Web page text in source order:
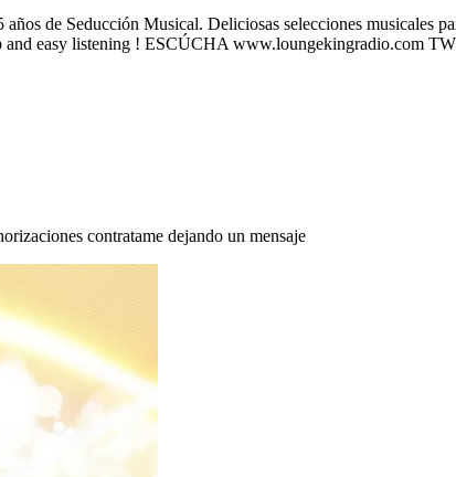
de Seducción Musical. Deliciosas selecciones musicales
and easy listening ! ESCÚCHA www.loungekingradio.com
contratame dejando un mensaje